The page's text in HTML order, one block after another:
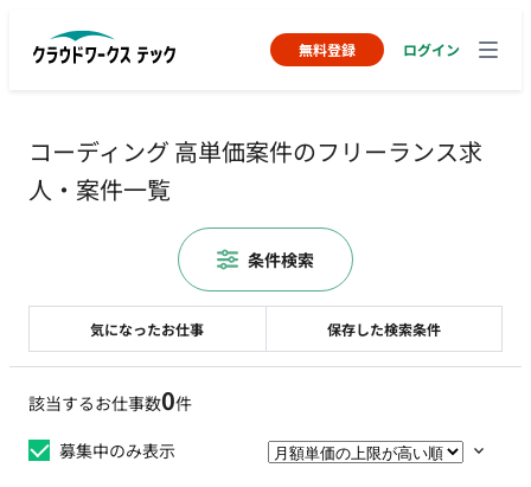
無料登録 ログイン
コーディング 高単価案件のフリーランス求
人・案件一覧
該当するお仕事数0件
募集中のみ表示
気になったお仕事 保存した検索条件
条件検索